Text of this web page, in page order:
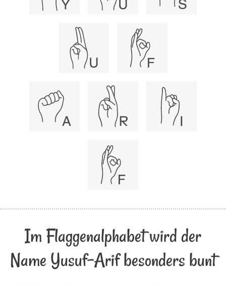
Im Flaggenalphabet wird der
Name Yusuf-Arif besonders bunt